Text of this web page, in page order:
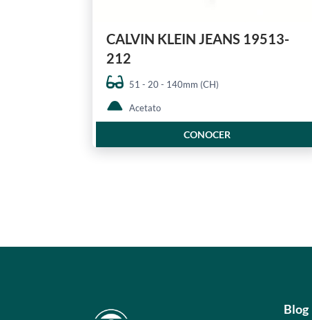
CALVIN KLEIN JEANS 19513-
212
51 - 20 - 140mm (CH)
Acetato
CONOCER
Blog